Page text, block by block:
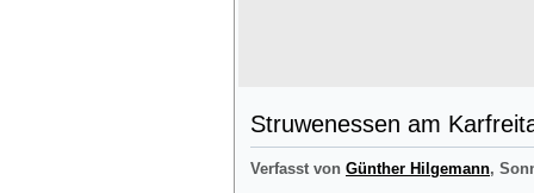
Struwenessen am
Verfasst von Günther Hilgemann,